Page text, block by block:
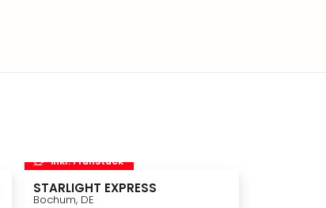
inkl. Frühstück
STARLIGHT EXPRESS
Bochum, DE